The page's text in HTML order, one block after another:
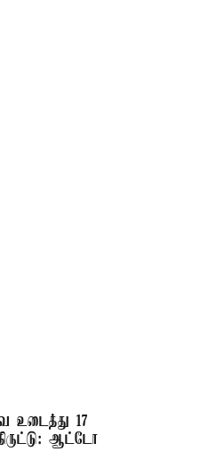
உடைத்து 17
ஆட்டோ